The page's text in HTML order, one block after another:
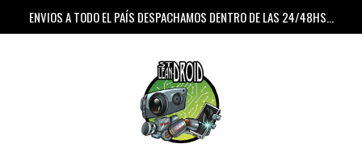
ENVIOS A TODO EL PAÍS DESPACHAMOS DENTRO DE LAS 24/48HS...